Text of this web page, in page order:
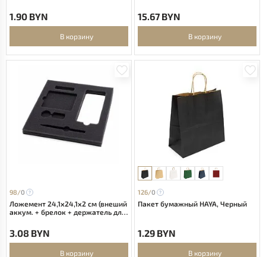
1.90 BYN
В корзину
15.67 BYN
В корзину
98/0
Ложемент 24,1х24,1х2 см (внеший
аккум. + брелок + держатель для
3.08 BYN
В корзину
126/0
Пакет бумажный HAYA, Черный
1.29 BYN
В корзину